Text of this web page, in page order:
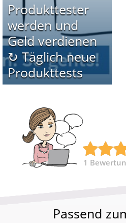
Produkttester
werden und
Geld verdienen
↻ Täglich neue
Produkttests
1
Passend